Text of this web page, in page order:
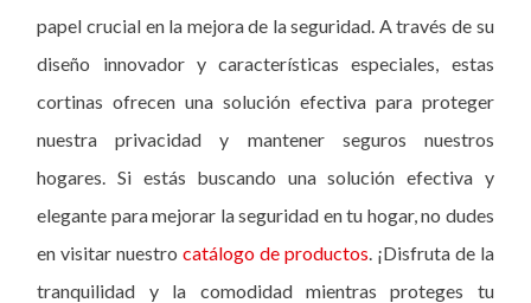
papel crucial en la mejora de la seguridad. A través de su
diseño innovador y características especiales, estas
cortinas ofrecen una solución efectiva para proteger
nuestra privacidad y mantener seguros nuestros
hogares. Si estás buscando una solución efectiva y
elegante para mejorar la seguridad en tu hogar, no dudes
en visitar nuestrocatálogo de productos. ¡Disfruta de la
tranquilidad y la comodidad mientras proteges tu